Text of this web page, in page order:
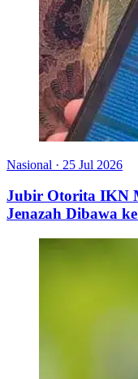
Nasional · 25 Jul 2026
Jubir Otorita IKN
Jenazah Dibawa